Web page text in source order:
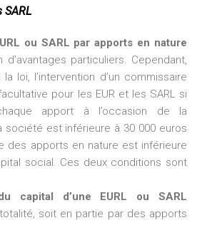
SARL
ou SARL par apports en nature
d’avantages particuliers. Cependant,
loi, l’intervention d’un commissaire
pour les EUR et les SARL si
apport à l’occasion de la
société est inférieure à 30 000 euros
des apports en nature est inférieure
social. Ces deux conditions sont
capital d’une EURL ou SARL
soit en partie par des apports